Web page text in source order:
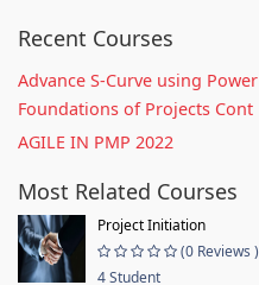
Recent Courses
Advance S-Curve using Power
Foundations of Projects Cont
AGILE IN PMP 2022
Most Related Courses
Project Initiation
(0 Reviews )
4 Student